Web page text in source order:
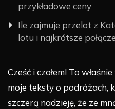
przykładowe ceny
Ile zajmuje przelot z
lotu i najkrótsze
Cześć i czołem! To
moje teksty o podróżach,
szczerą nadzieję, że ze